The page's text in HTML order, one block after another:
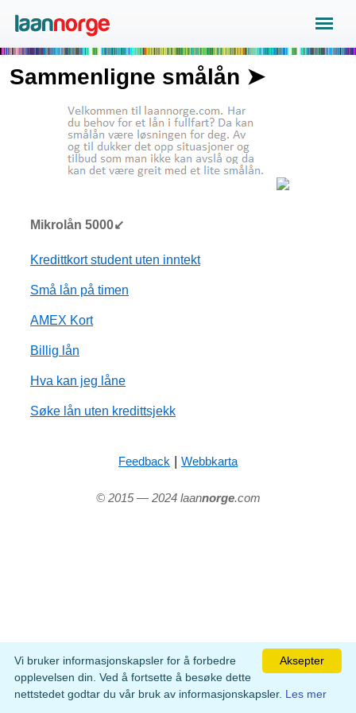
Sammenligne smålån ➤
Mikrolån 5000↙
Kredittkort student uten inntekt
Små lån på timen
AMEX Kort
Billig lån
Hva kan jeg låne
Søke lån uten kredittsjekk
Feedback | Webbkarta
© 2015 — 2024 laannorge.com
Aksepter
Vi bruker informasjonskapsler for å forbedre
opplevelsen din. Ved å fortsette å besøke dette
nettstedet godtar du vår bruk av informasjonskapsler. Les mer